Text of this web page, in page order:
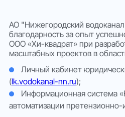
О
АО "Нижегородский
благодарность за опыт
ООО «Хи-квадрат» при
масштабных проектов в
Личный кабинет
(lk.vodokanal-nn.ru);
Информационная система
автоматизации